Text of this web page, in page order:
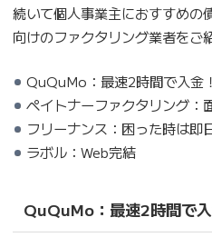
続いて個人事業主におすすめの
向けのファクタリング業者をご
QuQuMo：最速2時間で入金！
ペイトナーファクタリング：
フリーナンス：困った時は即
ラボル：Web完結
QuQuMo：最速2時間で